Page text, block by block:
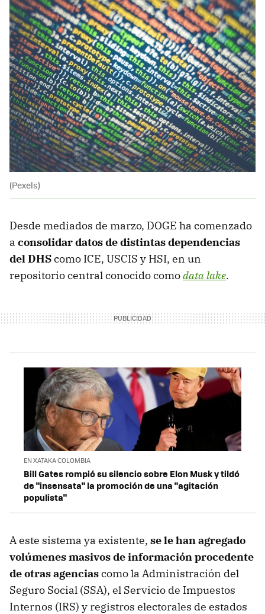
(Pexels)
Desde mediados de marzo, DOGE ha comenzado
a consolidar datos de distintas dependencias
del DHScomo ICE, USCIS y HSI, en un
repositorio central conocido comodata lake.
EN XATAKA COLOMBIA
Bill Gates rompió su silencio sobre Elon Musk y tildó
de "insensata" la promoción de una "agitación
populista"
A este sistema ya existente, se le han agregado
volúmenes masivos de información procedente
de otras agenciascomo la Administración del
Seguro Social (SSA), el Servicio de Impuestos
Internos (IRS) y registros electorales de estados